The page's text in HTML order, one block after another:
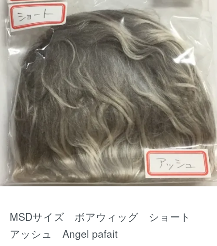
MSDサイズ ボアウィッグ ショート
アッシュ Angel pafait